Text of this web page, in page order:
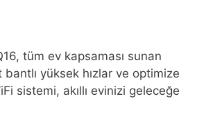
tüm ev kapsaması sunan
bantlı yüksek hızlar ve optimize
sistemi, akıllı evinizi geleceğe